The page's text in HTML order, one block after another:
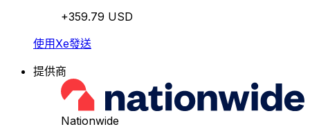
+359.79 USD
使用Xe發送
提供商
Nationwide